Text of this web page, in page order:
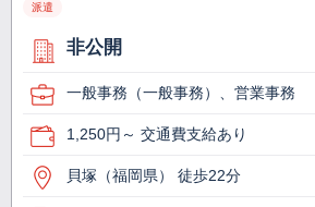
派遣
非公開
一般事務（一般事務）、営業事務
1,250円～ 交通費支給あり
貝塚（福岡県） 徒歩22分